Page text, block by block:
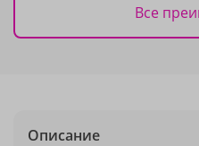
Все
Описание